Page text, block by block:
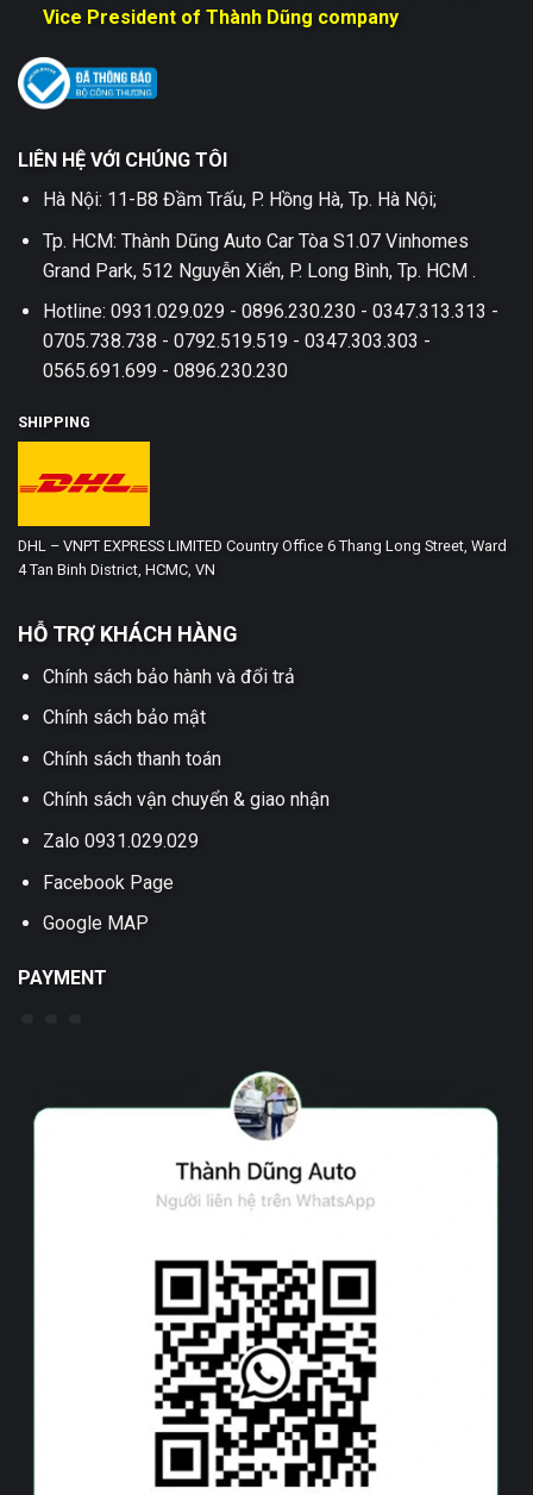
Vice President of Thành Dũng company
LIÊN HỆ VỚI CHÚNG TÔI
Hà Nội: 11-B8 Đầm Trấu, P. Hồng Hà, Tp. Hà Nội;
Tp. HCM: Thành Dũng Auto Car Tòa S1.07 Vinhomes
Grand Park, 512 Nguyễn Xiển, P. Long Bình, Tp. HCM .
Hotline: 0931.029.029 - 0896.230.230 - 0347.313.313 -
0705.738.738 - 0792.519.519 - 0347.303.303 -
0565.691.699 - 0896.230.230
SHIPPING
DHL – VNPT EXPRESS LIMITED Country Office 6 Thang Long Street, Ward
4 Tan Binh District, HCMC, VN
HỖ TRỢ KHÁCH HÀNG
Chính sách bảo hành và đổi trả
Chính sách bảo mật
Chính sách thanh toán
Chính sách vận chuyển & giao nhận
Zalo 0931.029.029
Facebook Page
Google MAP
PAYMENT